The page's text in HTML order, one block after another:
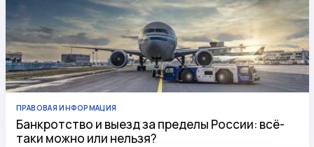
ПРАВОВАЯ ИНФОРМАЦИЯ
Банкротство и выезд за пределы России: всё-
таки можно или нельзя?